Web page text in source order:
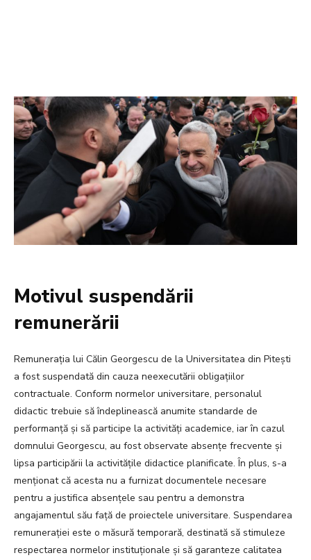
Motivul suspendării
remunerării
Remunerația lui Călin Georgescu de la Universitatea din Pitești
a fost suspendată din cauza neexecutării obligațiilor
contractuale. Conform normelor universitare, personalul
didactic trebuie să îndeplinească anumite standarde de
performanță și să participe la activități academice, iar în cazul
domnului Georgescu, au fost observate absențe frecvente și
lipsa participării la activitățile didactice planificate. În plus, s-a
menționat că acesta nu a furnizat documentele necesare
pentru a justifica absențele sau pentru a demonstra
angajamentul său față de proiectele universitare. Suspendarea
remunerației este o măsură temporară, destinată să stimuleze
respectarea normelor instituționale și să garanteze calitatea